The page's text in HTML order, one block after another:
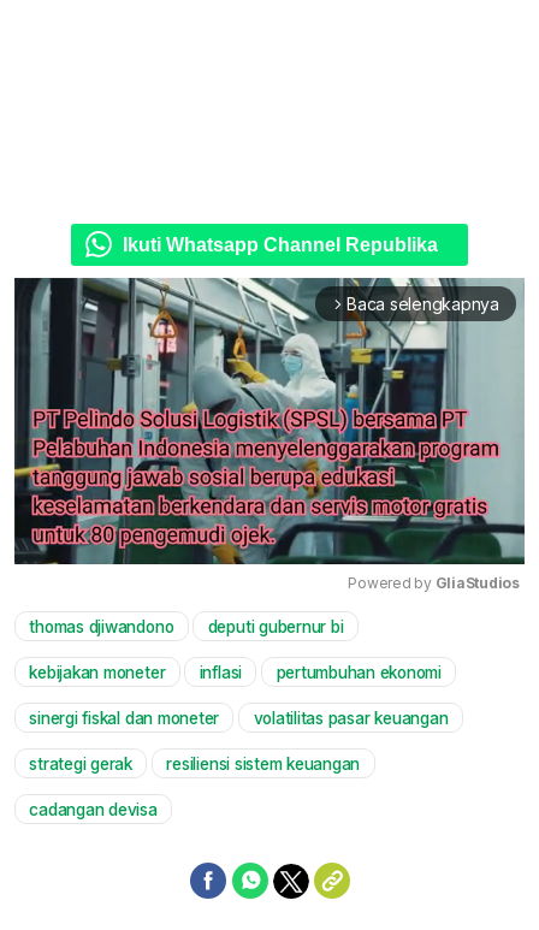
Ikuti Whatsapp Channel Republika
arrow_forward_ios Baca selengkapnya
Powered by GliaStudios
thomas djiwandono deputi gubernur bi
kebijakan moneter inflasi pertumbuhan ekonomi
sinergi fiskal dan moneter volatilitas pasar keuangan
strategi gerak resiliensi sistem keuangan
cadangan devisa